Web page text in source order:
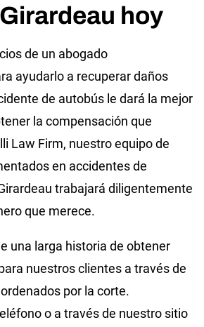
hoy
de un abogado
ayudarlo a recuperar daños
de autobús le dará la mejor
la compensación que
Law Firm, nuestro equipo de
en accidentes de
trabajará diligentemente
que merece.
una larga historia de obtener
nuestros clientes a través de
por la corte.
o a través de nuestro sitio